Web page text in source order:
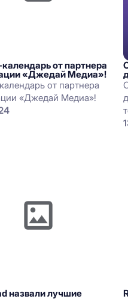
от партнера
«Джедай Медиа»!
от партнера
«Джедай Медиа»!
назвали лучшие